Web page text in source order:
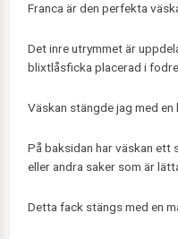
Franca är den perfekta
Det inre utrymmet är
blixtlåsficka placerad i
Väskan stängde jag med
På baksidan har väskan ett
eller andra saker som är
Detta fack stängs med en